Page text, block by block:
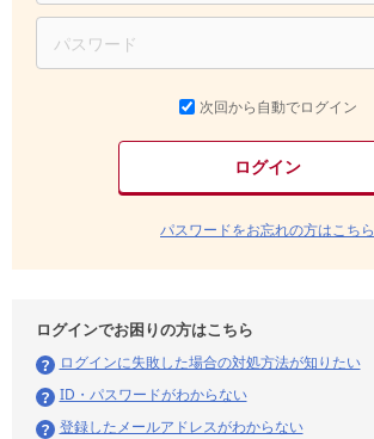
次回から自動でログイン
パスワードをお忘れの方はこちら
ログインでお困りの方はこちら
ログインに失敗した場合の対処方法が知りたい
ID・パスワードがわからない
登録したメールアドレスがわからない